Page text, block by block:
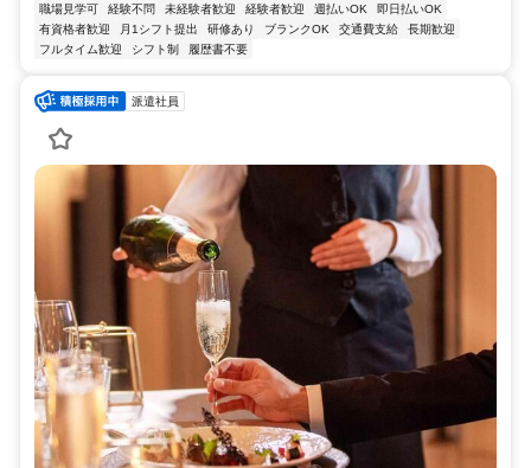
職場見学可
経験不問 未経験者歓迎 経験者歓迎 週払いOK
即日払いOK
有資格者歓迎
月1シフト提出 研修あり ブランクOK 交通費支給
長期歓迎
フルタイム歓迎
シフト制 履歴書不要
派遣社員